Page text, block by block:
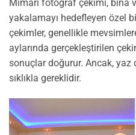
Mimari fotoğraf çekimi, bina
yakalamayı hedefleyen özel
çekimler, genellikle
aylarında gerçekleştirilen
sonuçlar doğurur. Ancak,
sıklıkla gereklidir.